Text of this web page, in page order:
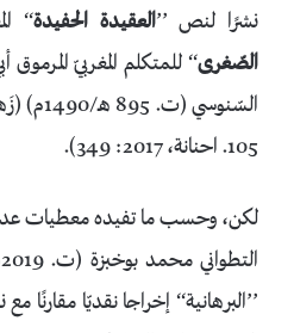
نشرًا لنص ’’العقيدة الحفيدة‘‘
الصّغرى‘‘ للمتكلم المغربيّ
105. احنانة، 2017: 349).
لكن، وحسب ما تفيده معطيات
’’البرهانية‘‘ إخراجا نقديّا